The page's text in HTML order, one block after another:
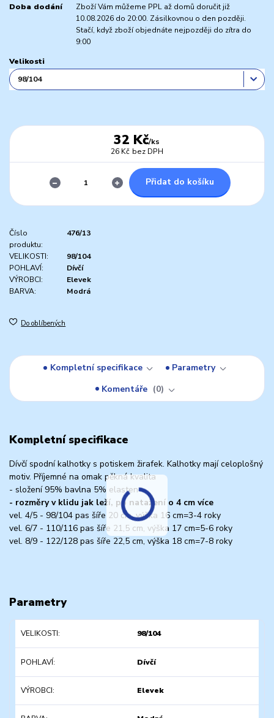
Doba dodání
Zboží Vám můžeme PPL až domů doručit již
10.08.2026 do 20:00. Zásilkovnou o den později.
Stačí, když zboží objednáte nejpozději do zítra do
9:00
Velikosti
32 Kč/ks
26 Kč bez DPH
Přidat do košíku
Číslo
produktu:
476/13
VELIKOSTI:
98/104
POHLAVÍ:
Dívčí
VÝROBCI:
Elevek
BARVA:
Modrá
Do oblíbených
Kompletní specifikace
Parametry
Komentáře
0
Kompletní specifikace
Dívčí spodní kalhotky s potiskem žirafek. Kalhotky mají celoplošný
motiv. Příjemné na omak pěkná kvalita
- složení 95% bavlna 5% elasten
- rozměry v klidu jak leží, po natažení o 4 cm více
vel. 4/5 - 98/104 pas šíře 20 cm, výška 16 cm=3-4 roky
vel. 6/7 - 110/116 pas šíře 21,5 cm, výška 17 cm=5-6 roky
vel. 8/9 - 122/128 pas šíře 22,5 cm, výška 18 cm=7-8 roky
Parametry
VELIKOSTI 98/104
POHLAVÍ Dívčí
VÝROBCI Elevek